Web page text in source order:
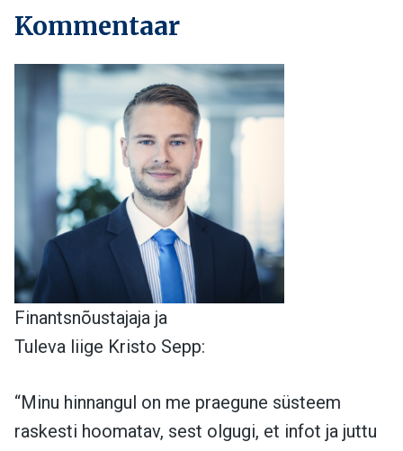
Kommentaar
Finantsnõustajaja ja
Tuleva liige Kristo Sepp:
“Minu hinnangul on me praegune süsteem
raskesti hoomatav, sest olgugi, et infot ja juttu